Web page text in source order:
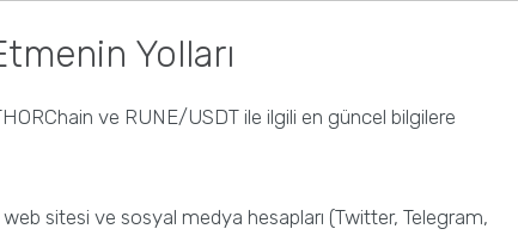
Yolları
ve RUNE/USDT ile ilgili en güncel bilgilere
web sitesi ve sosyal medya hesapları (Twitter, Telegram,